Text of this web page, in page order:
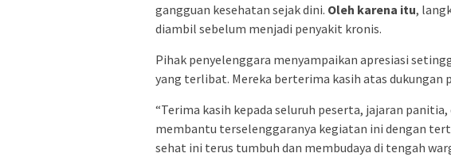
gangguan kesehatan sejak dini. Oleh karena itu,
diambil sebelum menjadi penyakit kronis.
Pihak penyelenggara menyampaikan apresiasi
yang terlibat. Mereka berterima kasih atas dukungan
“Terima kasih kepada seluruh peserta, jajaran
membantu terselenggaranya kegiatan ini dengan
sehat ini terus tumbuh dan membudaya di tengah